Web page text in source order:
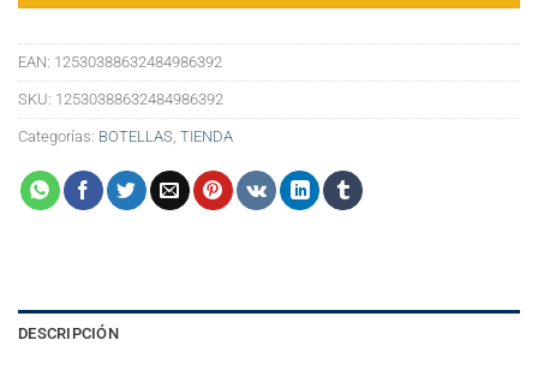
EAN: 12530388632484986392
SKU: 12530388632484986392
Categorías: BOTELLAS TIENDA
DESCRIPCIÓN